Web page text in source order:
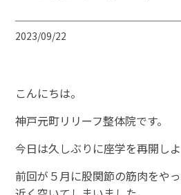
2023/09/22
こんにちは。
神戸元町リリーフ整体院です。
今日は久しぶりに座学を再開しよ
前回が５月に股関節の筋肉をや